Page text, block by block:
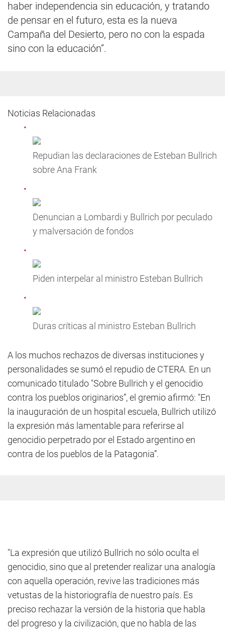
haber independencia sin educación, y tratando
de pensar en el futuro, esta es la nueva
Campaña del Desierto, pero no con la espada
sino con la educación”.
Noticias Relacionadas
Repudian las declaraciones de Esteban Bullrich
sobre Ana Frank
Denuncian a Lombardi y Bullrich por peculado
y malversación de fondos
Piden interpelar al ministro Esteban Bullrich
Duras críticas al ministro Esteban Bullrich
A los muchos rechazos de diversas instituciones y
personalidades se sumó el repudio de CTERA. En un
comunicado titulado "Sobre Bullrich y el genocidio
contra los pueblos originarios”, el gremio afirmó: "En
la inauguración de un hospital escuela, Bullrich utilizó
la expresión más lamentable para referirse al
genocidio perpetrado por el Estado argentino en
contra de los pueblos de la Patagonia”.
"La expresión que utilizó Bullrich no sólo oculta el
genocidio, sino que al pretender realizar una analogía
con aquella operación, revive las tradiciones más
vetustas de la historiografía de nuestro país. Es
preciso rechazar la versión de la historia que habla
del progreso y la civilización, que no habla de las